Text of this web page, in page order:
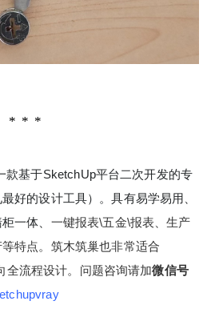
款基于SketchUp平台二次开发的专
好的设计工具）。具有易学易用、
一体、 一键报表\五金\报表、生产
特点。筑木筑巢也非常适合
全流程设计。问题咨询请加微信号